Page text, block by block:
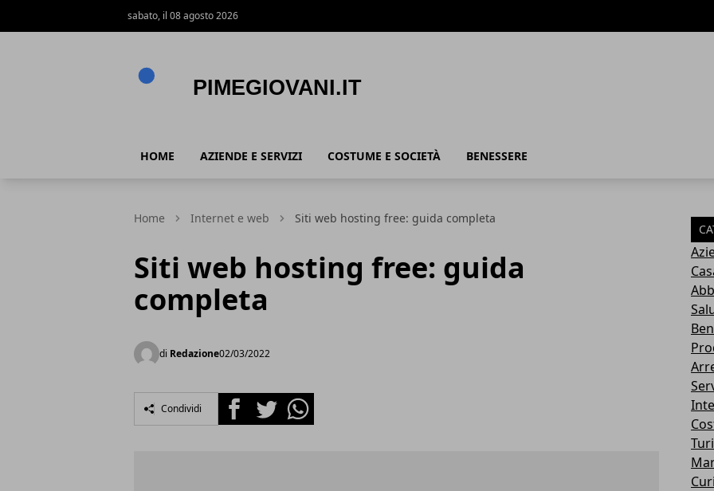
sabato, il 08 agosto 2026
HOME AZIENDE E SERVIZI COSTUME E SOCIETÀ BENESSERE
Home Internet e web Siti web hosting free: guida completa
Siti web hosting free: guida
completa
di Redazione02/03/2022
Condividi FacebookTwitterWhatsapp